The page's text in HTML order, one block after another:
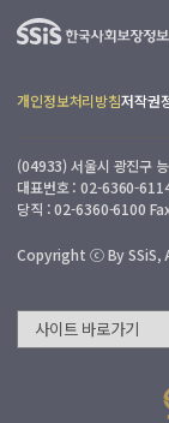
개인정보처리방침저작권
(04933) 서울시 광진구
대표번호 : 02-6360-
당직 : 02-6360-6100
Copyright ⓒ By SSiS,